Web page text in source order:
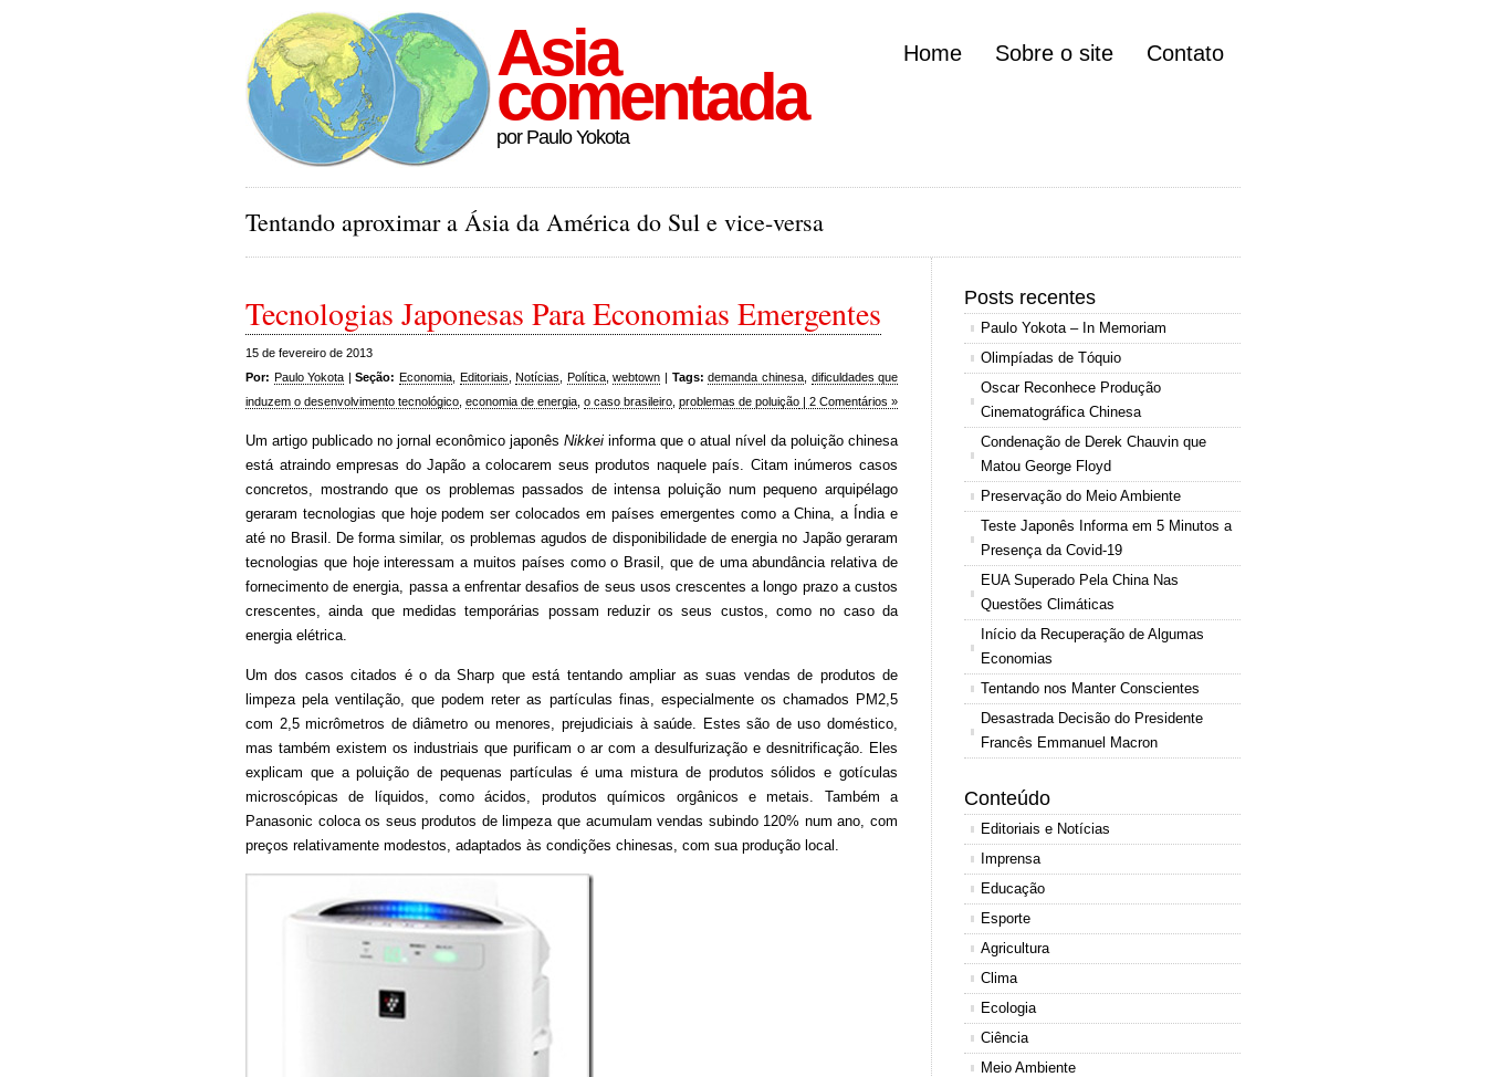
Asia
comentada
por Paulo Yokota
Home Sobre o site Contato
Tentando aproximar a Ásia da América do Sul e vice-versa
Tecnologias Japonesas Para Economias Emergentes
15 de fevereiro de 2013
Por: Paulo Yokota |Seção: Economia Editoriais ,Notícias Política,webtown | Tags: demanda chinesa, dificuldades que
induzem o desenvolvimento tecnológico economia de energia o caso brasileiro problemas de poluição | 2 Comentários »
Um artigo publicado no jornal econômico japonês Nikkei informa que o atual nível da poluição chinesa
está atraindo empresas do Japão a colocarem seus produtos naquele país. Citam inúmeros casos
concretos, mostrando que os problemas passados de intensa poluição num pequeno arquipélago
geraram tecnologias que hoje podem ser colocados em países emergentes como a China, a Índia e
até no Brasil. De forma similar, os problemas agudos de disponibilidade de energia no Japão geraram
tecnologias que hoje interessam a muitos países como o Brasil, que de uma abundância relativa de
fornecimento de energia, passa a enfrentar desafios de seus usos crescentes a longo prazo a custos
crescentes, ainda que medidas temporárias possam reduzir os seus custos, como no caso da
energia elétrica.
Um dos casos citados é o da Sharp que está tentando ampliar as suas vendas de produtos de
limpeza pela ventilação, que podem reter as partículas finas, especialmente os chamados PM2,5
com 2,5 micrômetros de diâmetro ou menores, prejudiciais à saúde. Estes são de uso doméstico,
mas também existem os industriais que purificam o ar com a desulfurização e desnitrificação. Eles
explicam que a poluição de pequenas partículas é uma mistura de produtos sólidos e gotículas
microscópicas de líquidos, como ácidos, produtos químicos orgânicos e metais. Também a
Panasonic coloca os seus produtos de limpeza que acumulam vendas subindo 120% num ano, com
preços relativamente modestos, adaptados às condições chinesas, com sua produção local.
Posts recentes
Paulo Yokota – In Memoriam
Olimpíadas de Tóquio
Oscar Reconhece Produção
Cinematográfica Chinesa
Condenação de Derek Chauvin que
Matou George Floyd
Preservação do Meio Ambiente
Teste Japonês Informa em 5 Minutos a
Presença da Covid-19
EUA Superado Pela China Nas
Questões Climáticas
Início da Recuperação de Algumas
Economias
Tentando nos Manter Conscientes
Desastrada Decisão do Presidente
Francês Emmanuel Macron
Conteúdo
Editoriais e Notícias
Imprensa
Educação
Esporte
Agricultura
Clima
Ecologia
Ciência
Meio Ambiente